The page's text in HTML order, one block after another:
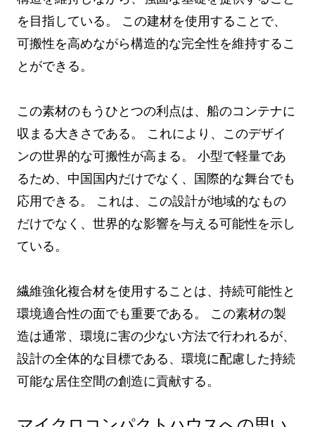
を目指している。 この建材を使用することで、
可搬性を高めながら構造的な完全性を維持するこ
とができる。
この素材のもうひとつの利点は、船のコンテナに
収まる大きさである。 これにより、このデザイ
ンの世界的な可搬性が高まる。 小型で軽量であ
るため、中国国内だけでなく、国際的な舞台でも
応用できる。 これは、この設計が地域的なもの
だけでなく、世界的な影響を与える可能性を示し
ている。
繊維強化複合材を使用することは、持続可能性と
環境適合性の面でも重要である。 この素材の製
造は通常、環境に害の少ない方法で行われるが、
設計の全体的な目標である、環境に配慮した持続
可能な居住空間の創造に貢献する。